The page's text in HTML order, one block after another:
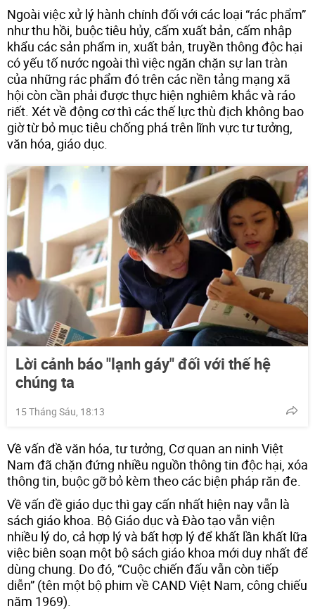
Ngoài việc xử lý hành chính đối với các loại “rác phẩm”
như thu hồi, buộc tiêu hủy, cấm xuất bản, cấm nhập
khẩu các sản phẩm in, xuất bản, truyền thông độc hại
có yếu tố nước ngoài thì việc ngăn chặn sự lan tràn
của những rác phẩm đó trên các nền tảng mạng xã
hội còn cần phải được thực hiện nghiêm khắc và ráo
riết. Xét về động cơ thì các thế lực thù địch không bao
giờ từ bỏ mục tiêu chống phá trên lĩnh vực tư tưởng,
văn hóa, giáo dục.
Lời cảnh báo "lạnh gáy" đối với thế hệ
chúng ta
15 Tháng Sáu, 18:13
Về vấn đề văn hóa, tư tưởng, Cơ quan an ninh Việt
Nam đã chặn đứng nhiều nguồn thông tin độc hại, xóa
thông tin, buộc gỡ bỏ kèm theo các biện pháp răn đe.
Về vấn đề giáo dục thì gay cấn nhất hiện nay vẫn là
sách giáo khoa. Bộ Giáo dục và Đào tạo vẫn viện
nhiều lý do, cả hợp lý và bất hợp lý để khất lần khất lữa
việc biên soạn một bộ sách giáo khoa mới duy nhất để
dùng chung. Do đó, “Cuộc chiến đấu vẫn còn tiếp
diễn” (tên một bộ phim về CAND Việt Nam, công chiếu
năm 1969).